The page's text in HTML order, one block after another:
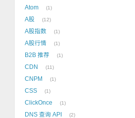
Atom 1
A股 12
A股指数 1
A股行情 1
B2B 推荐 1
CDN 11
CNPM 1
CSS 1
ClickOnce 1
DNS 查询 API 2